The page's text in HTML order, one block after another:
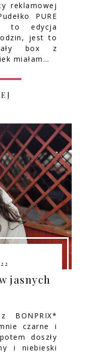
reklamowej
PURE
to edycja
jest to
box z
miałam…
jasnych
BONPRIX*
czarne i
doszły
i niebieski